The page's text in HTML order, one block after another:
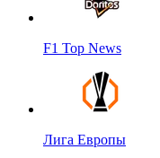
F1 Top News
Лига Европы